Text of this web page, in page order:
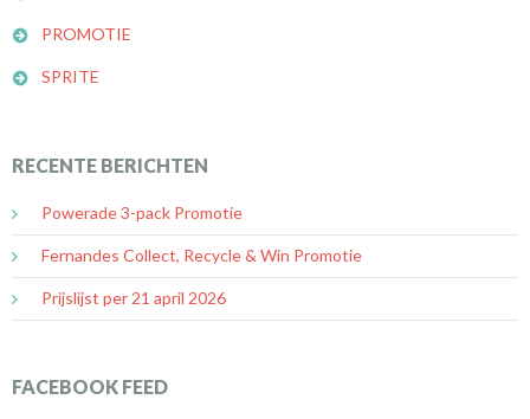
PROMOTIE
SPRITE
RECENTE BERICHTEN
Powerade 3-pack Promotie
Fernandes Collect, Recycle & Win Promotie
Prijslijst per 21 april 2026
FACEBOOK FEED